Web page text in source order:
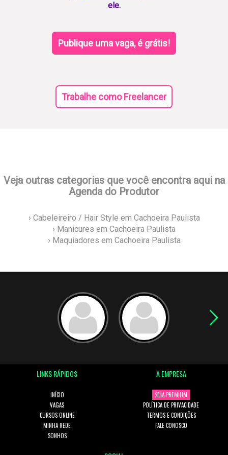
ele.
Publique uma vaga, é grátis!
Trabalhe como Freelancer
Veja outras categorias que você encontra aqui na
Agenda do Produtor
› Cabeleireiro / Hair Style em Cachoeira Paulista
› Manicures em Cachoeira Paulista
› Maquiadores em Cachoeira Paulista
LINKS RÁPIDOS
INÍCIO
VAGAS
CURSOS ONLINE
MINHA REDE
SONHOS
A EMPRESA
SEJA PREMIUM
POLÍTICA DE PRIVACIDADE
TERMOS E CONDIÇÕES
FALE CONOSCO